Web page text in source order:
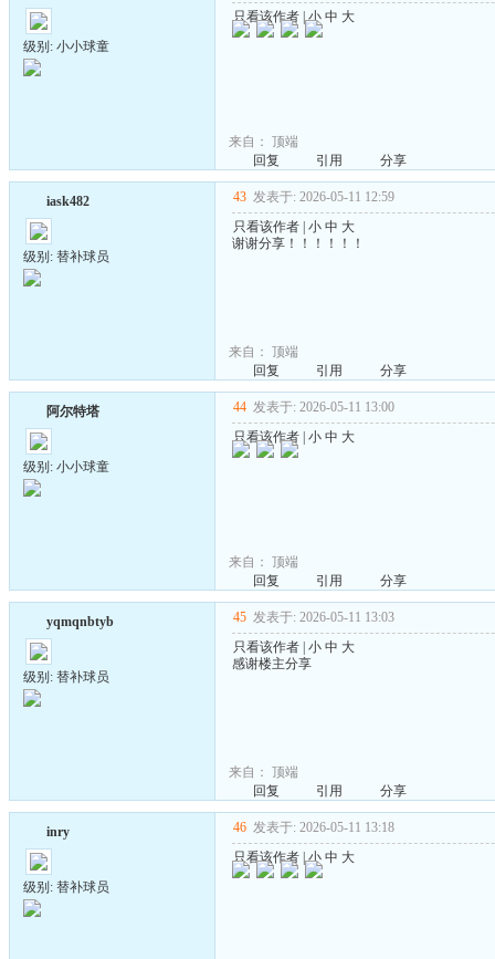
级别: 小小球童
只看该作者 |小 中 大
来自： 顶端
回复
引用 分享
iask482
级别: 替补球员
43 发表于: 2026-05-11 12:59
只看该作者 小 中 大
谢谢分享！！！！！！
来自： 顶端
回复
引用 分享
阿尔特塔
级别: 小小球童
44 发表于: 2026-05-11 13:00
只看该作者 小 中 大
来自： 顶端
回复
引用 分享
yqmqnbtyb
级别: 替补球员
45 发表于: 2026-05-11 13:03
只看该作者 小 中 大
感谢楼主分享
来自： 顶端
回复
引用 分享
inry
级别: 替补球员
46 发表于: 2026-05-11 13:18
只看该作者 |小 中 大